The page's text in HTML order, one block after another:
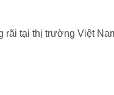
rãi tại thị trường Việt